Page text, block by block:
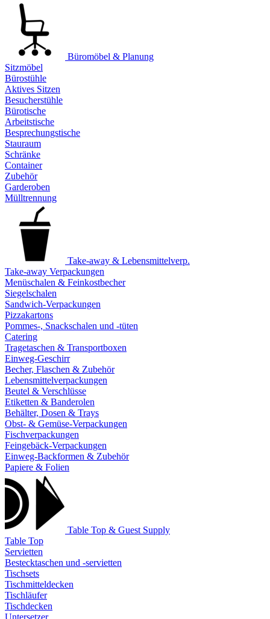
Büromöbel & Planung
Sitzmöbel
Bürostühle
Aktives Sitzen
Besucherstühle
Bürotische
Arbeitstische
Besprechungstische
Stauraum
Schränke
Container
Zubehör
Garderoben
Mülltrennung
Take-away & Lebensmittelverp.
Take-away Verpackungen
Menüschalen & Feinkostbecher
Siegelschalen
Sandwich-Verpackungen
Pizzakartons
Pommes-, Snackschalen und -tüten
Catering
Tragetaschen & Transportboxen
Einweg-Geschirr
Becher, Flaschen & Zubehör
Lebensmittelverpackungen
Beutel & Verschlüsse
Etiketten & Banderolen
Behälter, Dosen & Trays
Obst- & Gemüse-Verpackungen
Fischverpackungen
Feingebäck-Verpackungen
Einweg-Backformen & Zubehör
Papiere & Folien
Table Top & Guest Supply
Table Top
Servietten
Bestecktaschen und -servietten
Tischsets
Tischmitteldecken
Tischläufer
Tischdecken